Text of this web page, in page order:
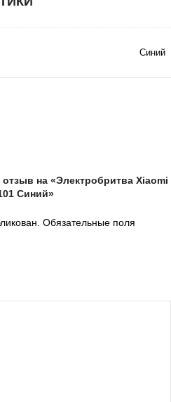
Синий
на «Электробритва Xiaomi
Синий»
Обязательные поля